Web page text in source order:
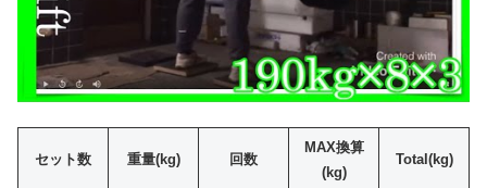
セット数 重量(kg) 回数
MAX換算
(kg)
Total(kg)